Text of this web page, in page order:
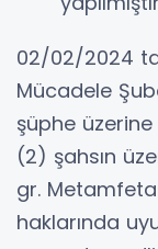
02/02/2024
Mücadele
şüphe
(2) şahsın
gr.
haklarında